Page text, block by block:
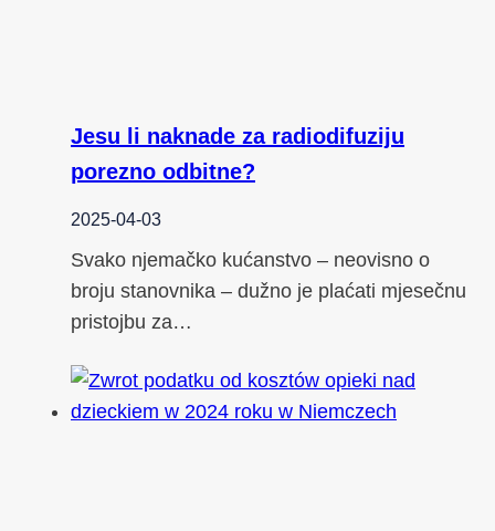
Jesu li naknade za radiodifuziju
porezno odbitne?
2025-04-03
Svako njemačko kućanstvo – neovisno o
broju stanovnika – dužno je plaćati mjesečnu
pristojbu za…